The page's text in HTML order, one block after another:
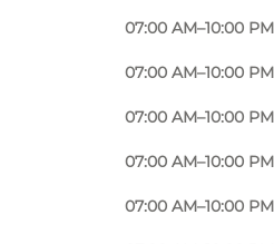
07:00 AM–10:00 PM
07:00 AM–10:00 PM
07:00 AM–10:00 PM
07:00 AM–10:00 PM
07:00 AM–10:00 PM